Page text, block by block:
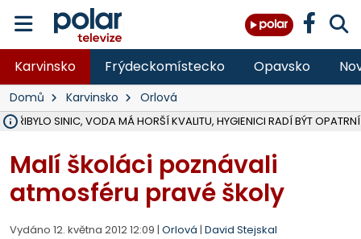
Karvinsko Frýdeckomístecko Opavsko
Domů Karvinsko Orlová
PŘIBYLO SINIC, VODA MÁ HORŠÍ KVALITU, HYGIENICI RADÍ BÝT OPATRNÍ
Malí školáci poznávali
atmosféru pravé školy
Vydáno 12. května 2012 12:09 | Orlová | David Stejskal